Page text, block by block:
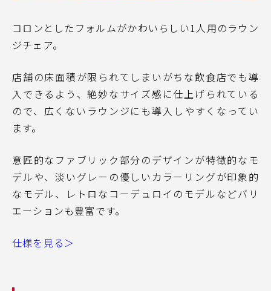
コロンとしたフォルムがかわいらしい1人用のラウン
ジチェア。
店舗の床面積が限られてしまいがちな飲食店でも導
入できるよう、絶妙なサイズ感に仕上げられている
ので、広くないラウンジにも導入しやすくなってい
ます。
意匠的なファブリック部分のデザインが特徴的なモ
デルや、淡いグレーの優しいカラーリングが印象的
なモデル、レトロなコーデュロイのモデルなどバリ
エーションも豊富です。
仕様を見る＞